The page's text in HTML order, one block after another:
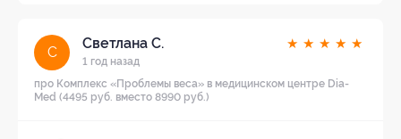
С
Светлана С.
1 год назад
★ ★ ★ ★ ★
про Комплекс «Проблемы веса» в медицинском центре Dia-
Med (4495 руб. вместо 8990 руб.)